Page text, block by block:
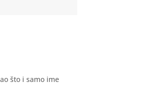
što i samo ime